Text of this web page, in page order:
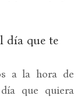
día que te
a la hora de
que quiera